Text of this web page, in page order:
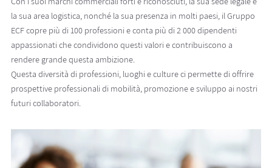
la sua area logistica, nonché la sua presenza in molti paesi, il Gruppo
ECF copre più di 100 professioni e conta più di 2 000 dipendenti
appassionati che condividono questi valori e contribuiscono a
rendere grande questa ambizione.
Questa diversità di professioni, luoghi e culture ci permette di offrire
prospettive professionali di mobilità, promozione e sviluppo ai nostri
futuri collaboratori.